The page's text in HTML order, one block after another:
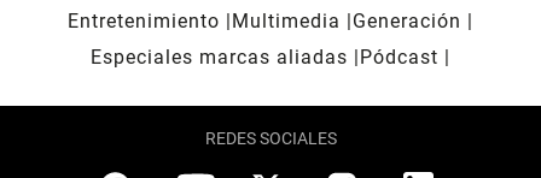
Entretenimiento
Multimedia
Generación
Especiales marcas aliadas
Pódcast
REDES SOCIALES